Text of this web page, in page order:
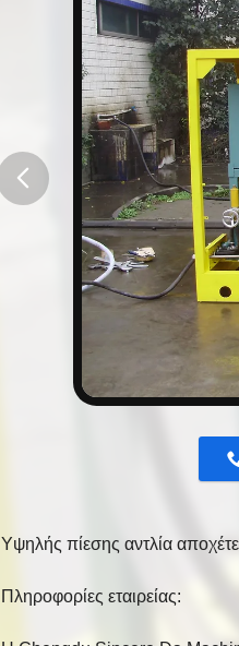
Υψηλής πίεσης αντλία
Πληροφορίες εταιρείας: